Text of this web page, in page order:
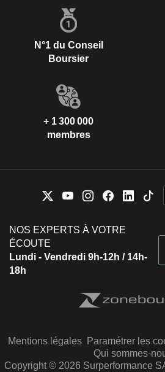
N°1 du Conseil
Boursier
+ 1 300 000
membres
NOS EXPERTS À VOTRE
ÉCOUTE
Lundi - Vendredi 9h-12h / 14h-
18h
Mentions légales Paramétrer les
Qui sommes-
Copyright © 2026 Surperformance